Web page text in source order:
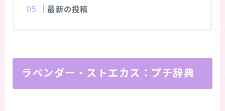
最新の投稿
ラベンダー・ストエカス：プチ辞典